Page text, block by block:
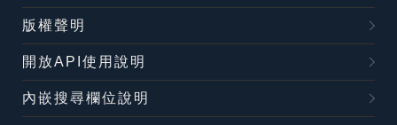
版權聲明
開放API使用說明
內嵌搜尋欄位說明